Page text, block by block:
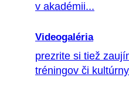
v akadémii...
Videogaléria
prezrite si tiež
tréningov či